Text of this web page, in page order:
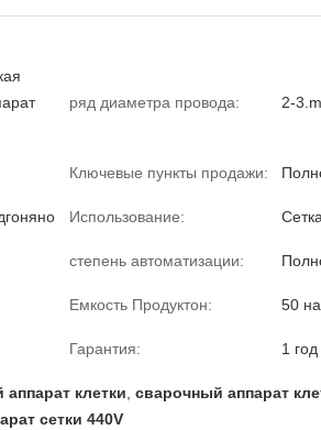
ряд диаметра провода: 2-
Ключевые пункты продажи:
Использование:
степень автоматизации:
Емкость Продуктон: 50
Гарантия: 1 год
клетки сварочный аппарат
сетки 440V